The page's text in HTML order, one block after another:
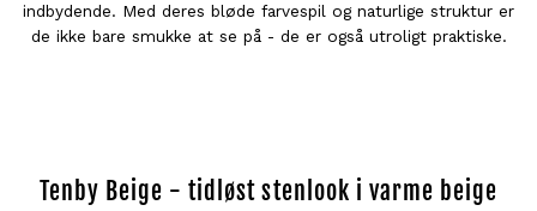
indbydende. Med deres bløde farvespil og naturlige struktur er
de ikke bare smukke at se på - de er også utroligt praktiske.
Tenby Beige - tidløst stenlook i varme beige